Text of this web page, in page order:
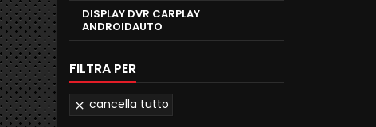
DISPLAY DVR CARPLAY
ANDROIDAUTO
FILTRA PER
 cancella tutto